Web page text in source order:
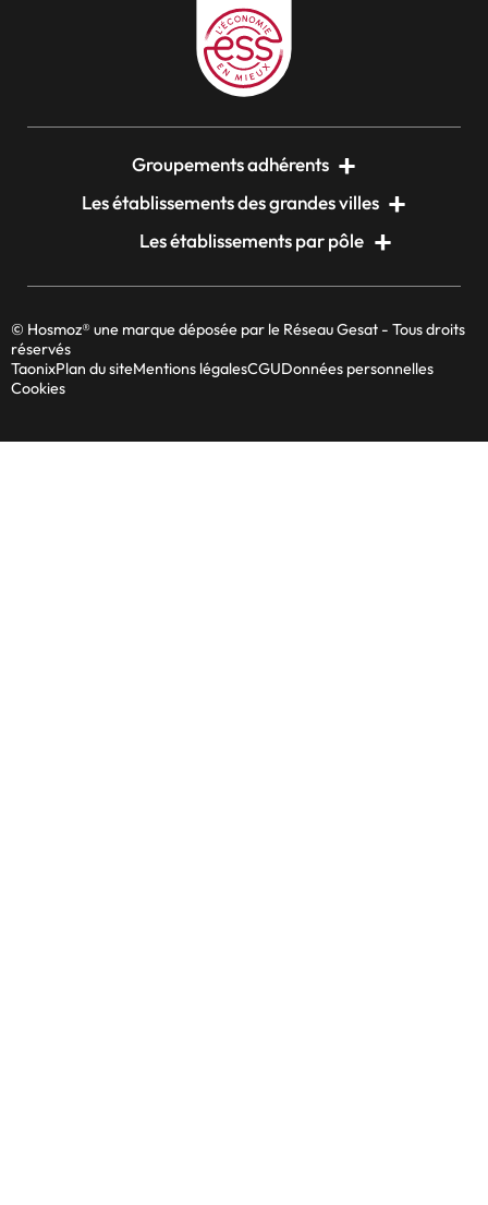
Groupements adhérents
Les établissements des grandes villes
Les établissements par pôle
© Hosmoz® une marque déposée par le Réseau Gesat - Tous droits
réservés
TaonixPlan du siteMentions légalesCGUDonnées personnelles
Cookies